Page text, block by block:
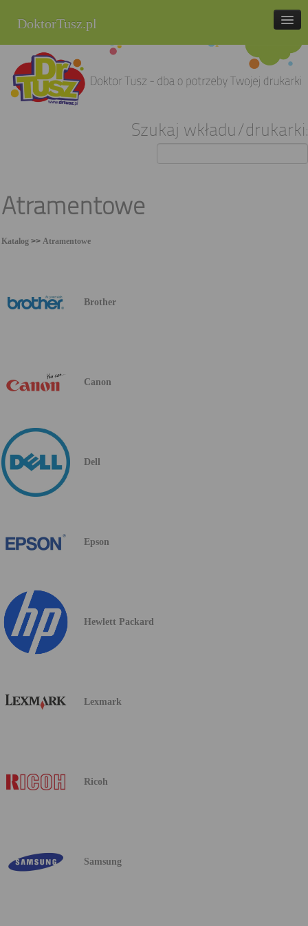
DoktorTusz.pl
tel. 857 337 337
Strona główna
Sklep internetowy
Szukaj wkładu/drukarki:
Atramentowe
Katalog >> Atramentowe
Brother
Canon
Dell
Epson
Hewlett Packard
Lexmark
Ricoh
Samsung